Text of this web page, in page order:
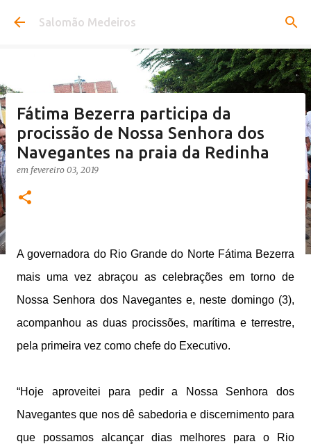
Pular para o conteúdo principal
Salomão Medeiros
Fátima Bezerra participa da
procissão de Nossa Senhora dos
Navegantes na praia da Redinha
em fevereiro 03, 2019
A governadora do Rio Grande do Norte Fátima Bezerra
mais uma vez abraçou as celebrações em torno de
Nossa Senhora dos Navegantes e, neste domingo (3),
acompanhou as duas procissões, marítima e terrestre,
pela primeira vez como chefe do Executivo.
“Hoje aproveitei para pedir a Nossa Senhora dos
Navegantes que nos dê sabedoria e discernimento para
que possamos alcançar dias melhores para o Rio